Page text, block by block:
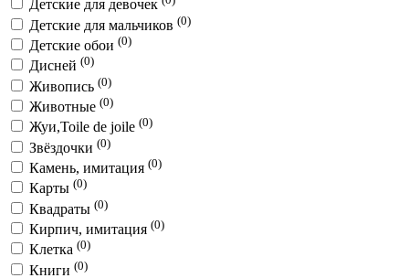
Детские для девочек
Детские для мальчиков (0)
Детские обои (0)
Дисней (0)
Живопись (0)
Животные (0)
Жуи,Toile de joile (0)
Звёздочки (0)
Камень, имитация (0)
Карты (0)
Квадраты (0)
Кирпич, имитация (0)
Клетка (0)
Книги (0)